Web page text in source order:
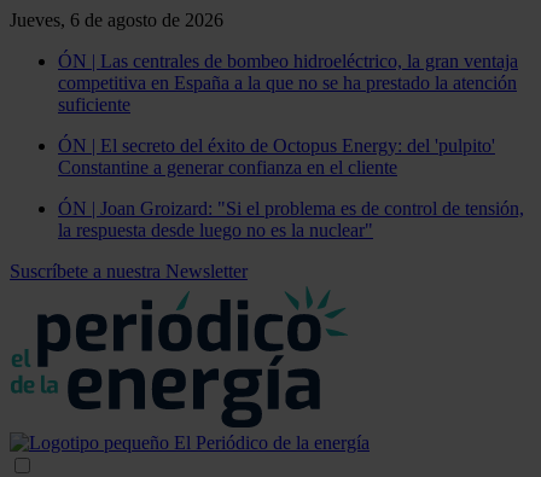
Jueves, 6 de agosto de 2026
ÓN | Las centrales de bombeo hidroeléctrico, la gran ventaja
competitiva en España a la que no se ha prestado la atención
suficiente
ÓN | El secreto del éxito de Octopus Energy: del 'pulpito'
Constantine a generar confianza en el cliente
ÓN | Joan Groizard: "Si el problema es de control de tensión,
la respuesta desde luego no es la nuclear"
Suscríbete a nuestra Newsletter